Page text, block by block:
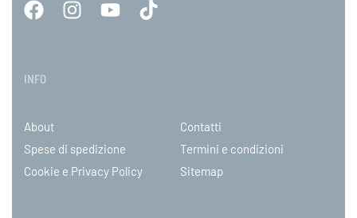
INFO
About
Contatti
Spese di spedizione
Termini e condizioni
Cookie e Privacy Policy
Sitemap